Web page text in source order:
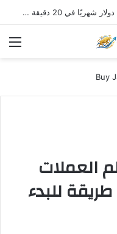
كيفية إنشاء تطبيق ويب بقيمة 25000 دولار شهريًا في 20 دقيقة (باستخدام Hostinger Horizons AI)
العملات
للبدء